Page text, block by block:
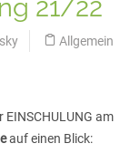
21/22
Allgemein
am
auf einen Blick: